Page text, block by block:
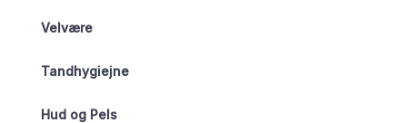
Velvære
Tandhygiejne
Hud og Pels